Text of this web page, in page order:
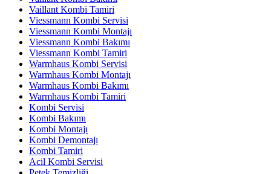
Vaillant Kombi Tamiri
Viessmann Kombi Servisi
Viessmann Kombi Montajı
Viessmann Kombi Bakımı
Viessmann Kombi Tamiri
Warmhaus Kombi Servisi
Warmhaus Kombi Montajı
Warmhaus Kombi Bakımı
Warmhaus Kombi Tamiri
Kombi Servisi
Kombi Bakımı
Kombi Montajı
Kombi Demontajı
Kombi Tamiri
Acil Kombi Servisi